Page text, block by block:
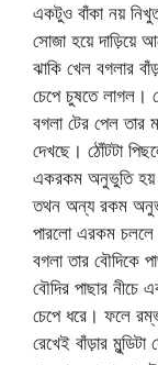
একটুও বাঁকা নয়
সোজা হয়ে দাড়িয়ে
ঝাকি খেল বগলার
চেপে চুষতে লাগল।
বগলা টের পেল তার
দেখছে। ঠোঁটটা
একরকম অনুভুতি
তথন অন্য রকম
পারলো এরকম চললে
বগলা তার বৌদিকে
বৌদির পাছার নীচে
চেপে ধরে। ফলে
রেখেই বাঁড়ার